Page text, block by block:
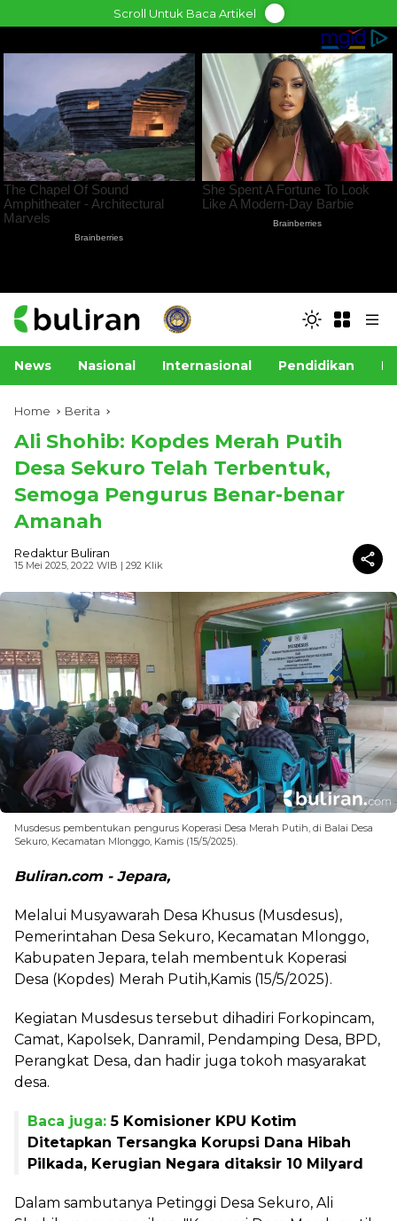
to
Scroll Untuk Baca Artikel
News Nasional Internasional Pendidikan
Home Berita
Ali Shohib: Kopdes Merah Putih
Desa Sekuro Telah Terbentuk,
Semoga Pengurus Benar-benar
Amanah
Redaktur Buliran
15 Mei 2025, 20:22 WIB | 292 Klik
Musdesus pembentukan pengurus Koperasi Desa Merah Putih, di Balai Desa
Sekuro, Kecamatan Mlonggo, Kamis (15/5/2025).
Buliran.com - Jepara,
Melalui Musyawarah Desa Khusus (Musdesus),
Pemerintahan Desa Sekuro, Kecamatan Mlonggo,
Kabupaten Jepara, telah membentuk Koperasi
Desa (Kopdes) Merah Putih,Kamis (15/5/2025).
Kegiatan Musdesus tersebut dihadiri Forkopincam,
Camat, Kapolsek, Danramil, Pendamping Desa, BPD,
Perangkat Desa, dan hadir juga tokoh masyarakat
desa.
Baca juga:5 Komisioner KPU Kotim
Ditetapkan Tersangka Korupsi Dana Hibah
Pilkada, Kerugian Negara ditaksir 10 Milyard
Dalam sambutanya Petinggi Desa Sekuro, Ali